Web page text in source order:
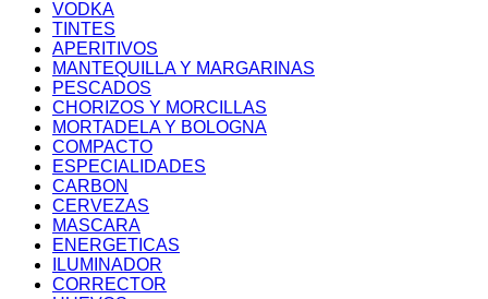
VODKA
TINTES
APERITIVOS
MANTEQUILLA Y MARGARINAS
PESCADOS
CHORIZOS Y MORCILLAS
MORTADELA Y BOLOGNA
COMPACTO
ESPECIALIDADES
CARBON
CERVEZAS
MASCARA
ENERGETICAS
ILUMINADOR
CORRECTOR